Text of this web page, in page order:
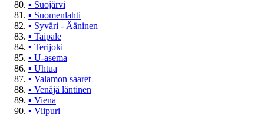
▪ Suojärvi
▪ Suomenlahti
▪ Syväri - Ääninen
▪ Taipale
▪ Terijoki
▪ U-asema
▪ Uhtua
▪ Valamon saaret
▪ Venäjä läntinen
▪ Viena
▪ Viipuri